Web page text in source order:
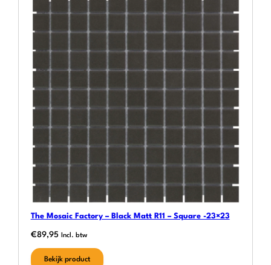
The Mosaic Factory – Black Matt R11 – Square -23×23
€89,95 Incl. btw
Bekijk product